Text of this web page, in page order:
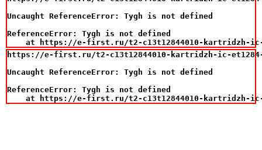
Uncaught ReferenceError: Tygh is not defined
ReferenceError: Tygh is not defined
at https://e-first.ru/t2-c13t12844010-kartridzh-
https://e-first.ru/t2-c13t12844010-kartridzh-ic-et1284-
Uncaught ReferenceError: Tygh is not defined
ReferenceError: Tygh is not defined
at https://e-first.ru/t2-c13t12844010-kartridzh-